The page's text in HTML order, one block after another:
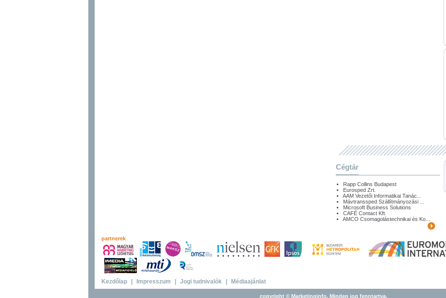
Cégtár
Rapp Collins Budapest
Eurosped Zrt.
AAM Vezetői Informatikai Tanác...
Mávtranssped Szállítmányozási ...
Microsoft Business Solutions
CAFÉ Contact Kft.
AMCO Csomagolástechnikai és Ko...
partnerek
Kezdőlap Impresszum Jogi tudnivalók Médiaajánlat
copyright © Marketinginfo. Minden jog fenntartva.